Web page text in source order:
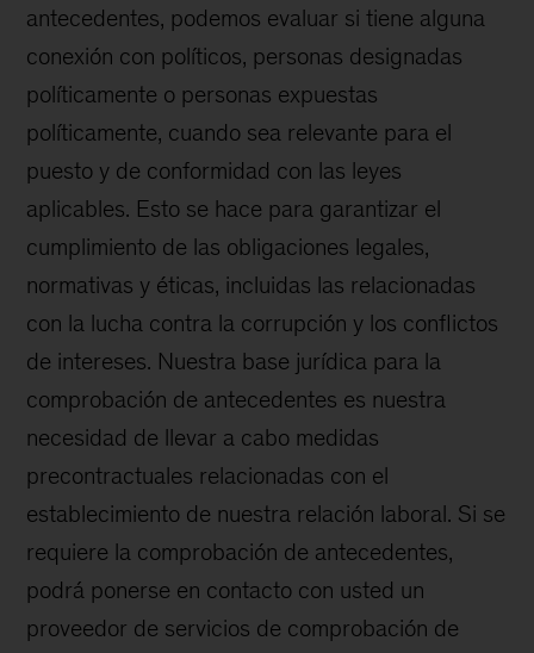
antecedentes, podemos evaluar si tiene alguna
conexión con políticos, personas designadas
políticamente o personas expuestas
políticamente, cuando sea relevante para el
puesto y de conformidad con las leyes
aplicables. Esto se hace para garantizar el
cumplimiento de las obligaciones legales,
normativas y éticas, incluidas las relacionadas
con la lucha contra la corrupción y los conflictos
de intereses. Nuestra base jurídica para la
comprobación de antecedentes es nuestra
necesidad de llevar a cabo medidas
precontractuales relacionadas con el
establecimiento de nuestra relación laboral. Si se
requiere la comprobación de antecedentes,
podrá ponerse en contacto con usted un
proveedor de servicios de comprobación de